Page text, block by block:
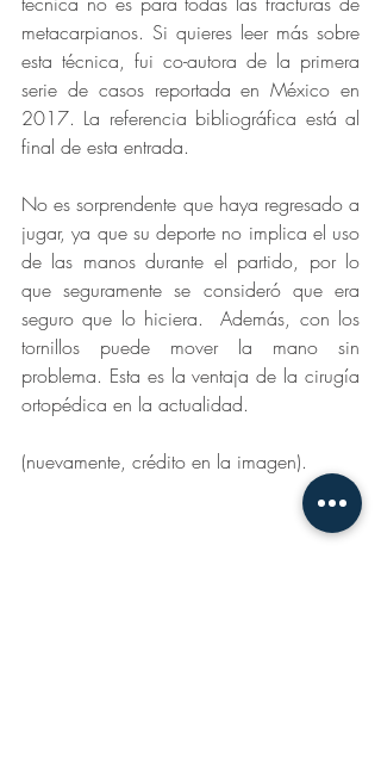
metacarpianos. Si quieres leer más sobre
esta técnica, fui co-autora de la primera
serie de casos reportada en México en
2017. La referencia bibliográfica está al
final de esta entrada.
No es sorprendente que haya regresado a
jugar, ya que su deporte no implica el uso
de las manos durante el partido, por lo
que seguramente se consideró que era
seguro que lo hiciera.  Además, con los
tornillos puede mover la mano sin
problema. Esta es la ventaja de la cirugía
ortopédica en la actualidad.
(nuevamente, crédito en la imagen).